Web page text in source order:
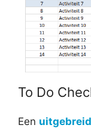
To Do
Een